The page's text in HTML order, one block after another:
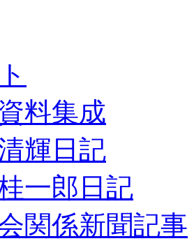
料集成
輝日記
一郎日記
関係新聞記事